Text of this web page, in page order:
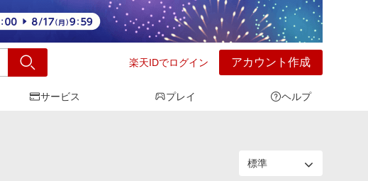
楽天IDでログイン アカウント作成
サービス プレイ ヘルプ